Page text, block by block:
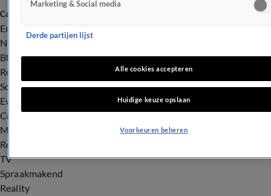
Categorieën
Entertainment
Nieuws
BN'ers
Royalty
Songfestival
Evenementen
Crime
Misdaad
Rechtszaken
TV
Spraakmakend
Reality
Marketing & Social media
Derde partijen lijst
Alle cookies accepteren
Huidige keuze opslaan
Voorkeuren beheren